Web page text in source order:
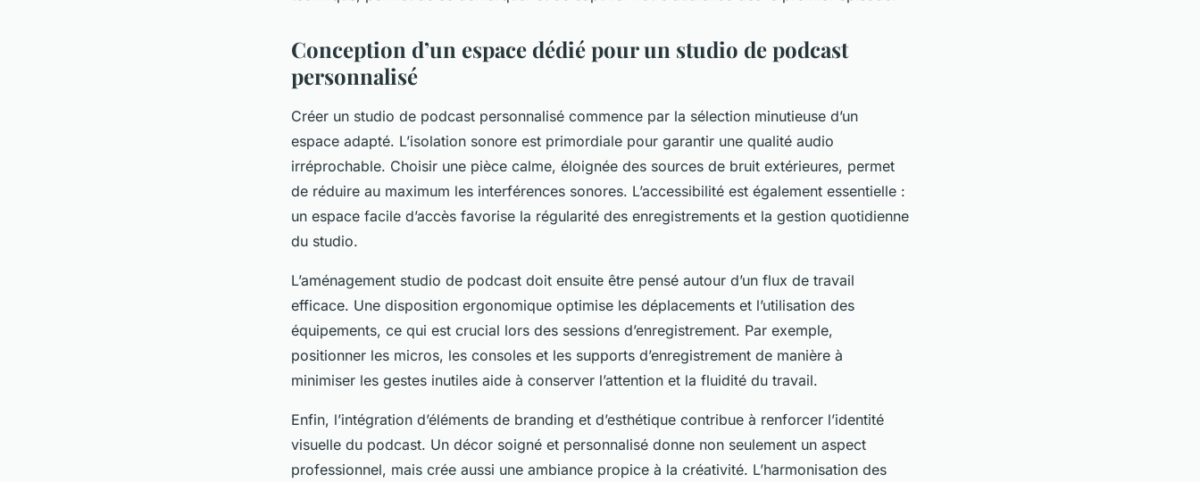
Conception d’un espace dédié pour un studio de podcast
personnalisé
Créer un studio de podcast personnalisé commence par la sélection minutieuse d’un
espace adapté. L’isolation sonore est primordiale pour garantir une qualité audio
irréprochable. Choisir une pièce calme, éloignée des sources de bruit extérieures, permet
de réduire au maximum les interférences sonores. L’accessibilité est également essentielle :
un espace facile d’accès favorise la régularité des enregistrements et la gestion quotidienne
du studio.
L’aménagement studio de podcast doit ensuite être pensé autour d’un flux de travail
efficace. Une disposition ergonomique optimise les déplacements et l’utilisation des
équipements, ce qui est crucial lors des sessions d’enregistrement. Par exemple,
positionner les micros, les consoles et les supports d’enregistrement de manière à
minimiser les gestes inutiles aide à conserver l’attention et la fluidité du travail.
Enfin, l’intégration d’éléments de branding et d’esthétique contribue à renforcer l’identité
visuelle du podcast. Un décor soigné et personnalisé donne non seulement un aspect
professionnel, mais crée aussi une ambiance propice à la créativité. L’harmonisation des